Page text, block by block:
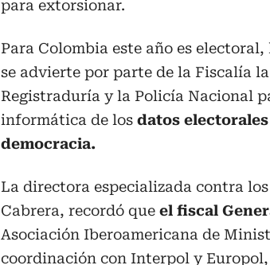
para extorsionar.
Para Colombia este año es
se advierte por parte de la Fiscalía
Registraduría y la Policía Nacional
informática de los datos
democracia.
La directora especializada contra
Cabrera, recordó que el fiscal
Asociación Iberoamericana de
coordinación con Interpol y